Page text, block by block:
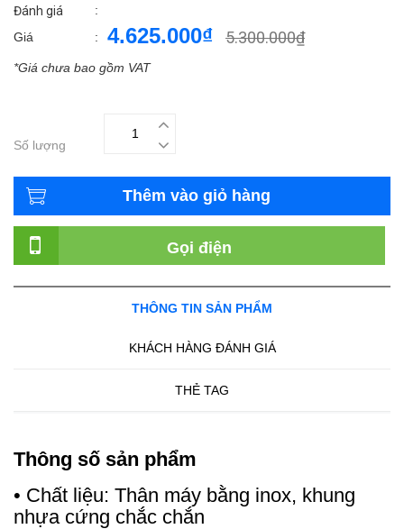
Đánh giá
:
Giá
: 4.625.000₫ 5.300.000₫
*Giá chưa bao gồm VAT
Số lượng
Thêm vào giỏ hàng
Gọi điện
THÔNG TIN SẢN PHẨM
KHÁCH HÀNG ĐÁNH GIÁ
THẺ TAG
Thông số sản phẩm
• Chất liệu: Thân máy bằng inox, khung
nhựa cứng chắc chắn